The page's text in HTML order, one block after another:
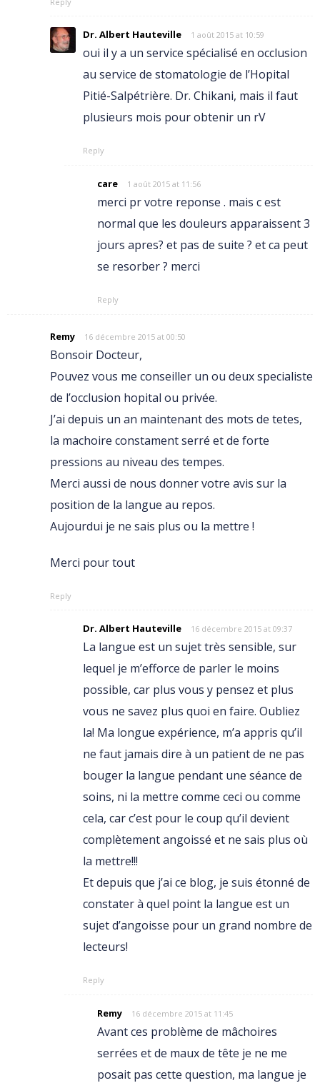
Dr. Albert Hauteville 1 août 2015 at 10:59
oui il y a un service spécialisé en occlusion
au service de stomatologie de l’Hopital
Pitié-Salpétrière. Dr. Chikani, mais il faut
plusieurs mois pour obtenir un rV
Reply
care 1 août 2015 at 11:56
merci pr votre reponse . mais c est
normal que les douleurs apparaissent 3
jours apres? et pas de suite ? et ca peut
se resorber ? merci
Reply
Remy 16 décembre 2015 at 00:50
Bonsoir Docteur,
Pouvez vous me conseiller un ou deux specialiste
de l’occlusion hopital ou privée.
J’ai depuis un an maintenant des mots de tetes,
la machoire constament serré et de forte
pressions au niveau des tempes.
Merci aussi de nous donner votre avis sur la
position de la langue au repos.
Aujourdui je ne sais plus ou la mettre !
Merci pour tout
Reply
Dr. Albert Hauteville 16 décembre 2015 at 09:37
La langue est un sujet très sensible, sur
lequel je m’efforce de parler le moins
possible, car plus vous y pensez et plus
vous ne savez plus quoi en faire. Oubliez
la! Ma longue expérience, m’a appris qu’il
ne faut jamais dire à un patient de ne pas
bouger la langue pendant une séance de
soins, ni la mettre comme ceci ou comme
cela, car c’est pour le coup qu’il devient
complètement angoissé et ne sais plus où
la mettre!!!
Et depuis que j’ai ce blog, je suis étonné de
constater à quel point la langue est un
sujet d’angoisse pour un grand nombre de
lecteurs!
Reply
Remy 16 décembre 2015 at 11:45
Avant ces problème de mâchoires
serrées et de maux de tête je ne me
posait pas cette question, ma langue je